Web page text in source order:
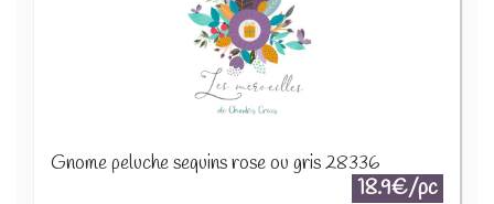
Gnome peluche sequins rose ou gris 28336
18.9€/pc